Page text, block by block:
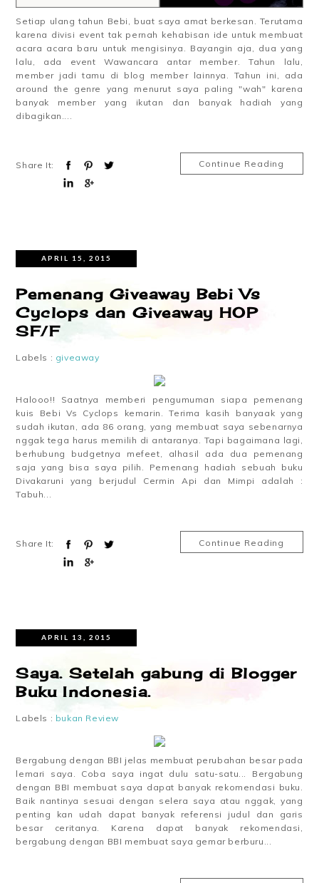
Setiap ulang tahun Bebi, buat saya amat berkesan. Terutama
karena divisi event tak pernah kehabisan ide untuk membuat
acara acara baru untuk mengisinya. Bayangin aja, dua yang
lalu, ada event Wawancara antar member. Tahun lalu,
member jadi tamu di blog member lainnya. Tahun ini, ada
around the genre yang menurut saya paling "wah" karena
banyak member yang ikutan dan banyak hadiah yang
dibagikan....
Share It: Continue Reading
APRIL 15, 2015
Pemenang Giveaway Bebi Vs
Cyclops dan Giveaway HOP
SF/F
Labels : giveaway
Halooo!! Saatnya memberi pengumuman siapa pemenang
kuis Bebi Vs Cyclops kemarin. Terima kasih banyaak yang
sudah ikutan, ada 86 orang, yang membuat saya sebenarnya
nggak tega harus memilih di antaranya. Tapi bagaimana lagi,
berhubung budgetnya mefeet, alhasil ada dua pemenang
saja yang bisa saya pilih. Pemenang hadiah sebuah buku
Divakaruni yang berjudul Cermin Api dan Mimpi adalah :
Tabuh...
Share It: Continue Reading
APRIL 13, 2015
Saya. Setelah gabung di Blogger
Buku Indonesia.
Labels : bukan Review
Bergabung dengan BBI jelas membuat perubahan besar pada
lemari saya. Coba saya ingat dulu satu-satu... Bergabung
dengan BBI membuat saya dapat banyak rekomendasi buku.
Baik nantinya sesuai dengan selera saya atau nggak, yang
penting kan udah dapat banyak referensi judul dan garis
besar ceritanya. Karena dapat banyak rekomendasi,
bergabung dengan BBI membuat saya gemar berburu...